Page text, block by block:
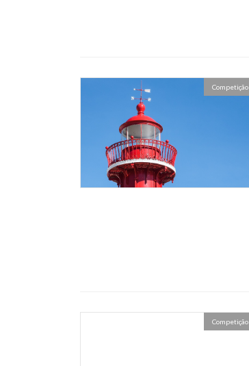
Competição
Competição